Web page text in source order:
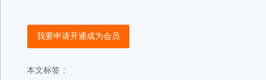
我要申请开通成为会员
本文标签：